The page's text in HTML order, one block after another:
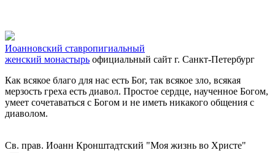
Иоанновский ставропигиальный
женский монастырь официальный сайт г. Санкт-Петербург
Как всякое благо для нас есть Бог, так всякое зло, всякая
мерзость греха есть диавол. Простое сердце, наученное Богом,
умеет сочетаваться с Богом и не иметь никакого общения с
диаволом.
Св. прав. Иоанн Кронштадтский "Моя жизнь во Христе"